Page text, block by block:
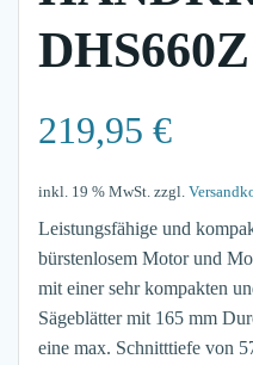
219,95 €
inkl. 19 % MwSt. zzgl.
Leistungsfähige und
bürstenlosem Motor und
mit einer sehr kompakten
Sägeblätter mit 165 mm
eine max. Schnitttiefe von